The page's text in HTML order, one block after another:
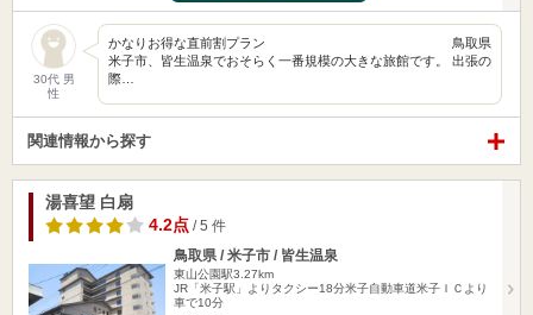
30代 男
性
かなりお得な直前割プラン 鳥取県
米子市、皆生温泉でおそらく一番規模の大きな旅館です。 出張の
際…
関連情報から探す
湯喜望 白扇
4.2点 / 5 件
鳥取県 / 米子市 / 皆生温泉
東山公園駅3.27km
JR「米子駅」よりタクシー18分米子自動車道米子ＩＣより
車で10分